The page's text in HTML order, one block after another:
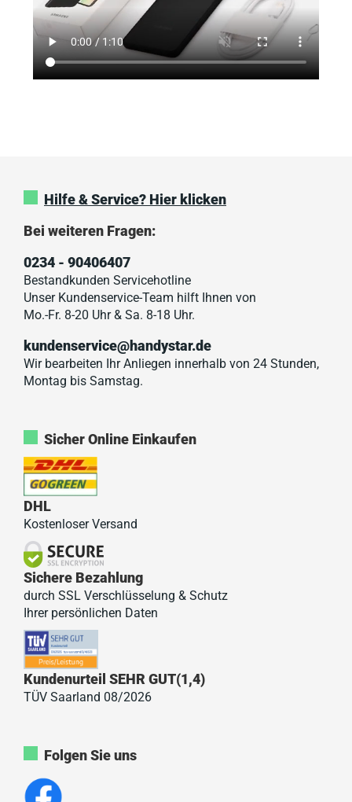
Hilfe & Service? Hier klicken
Bei weiteren Fragen:
0234 - 90406407
Bestandkunden Servicehotline
Unser Kundenservice-Team hilft Ihnen von
Mo.-Fr. 8-20 Uhr & Sa. 8-18 Uhr.
kundenservice@handystar.de
Wir bearbeiten Ihr Anliegen innerhalb von 24 Stunden,
Montag bis Samstag.
Sicher Online Einkaufen
DHL
Kostenloser Versand
Sichere Bezahlung
durch SSL Verschlüsselung & Schutz
Ihrer persönlichen Daten
Kundenurteil SEHR GUT(1,4)
TÜV Saarland 08/2026
Folgen Sie uns